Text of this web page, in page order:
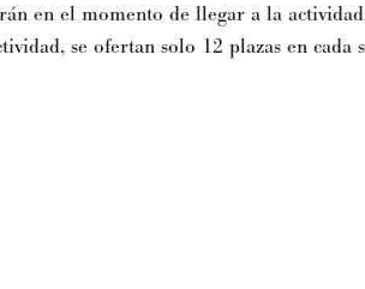
en el momento de llegar a la
se ofertan solo 12 plazas en cada